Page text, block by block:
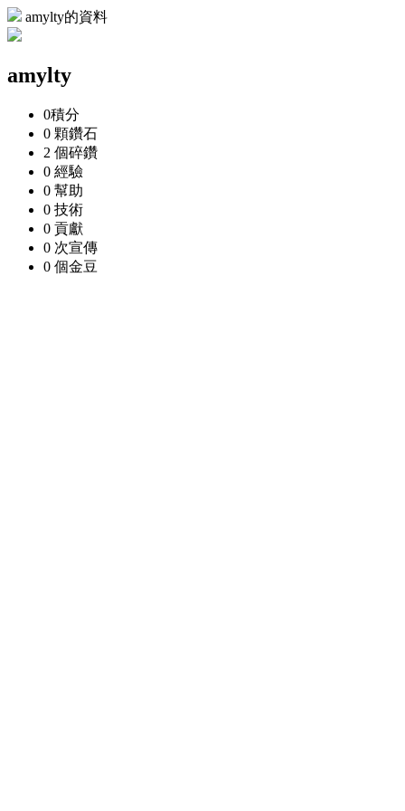
amylty的資料
amylty
0積分
0 顆鑽石
2 個碎鑽
0 經驗
0 幫助
0 技術
0 貢獻
0 次宣傳
0 個金豆